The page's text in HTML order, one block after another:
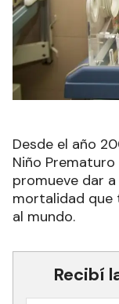
Desde el año
Niño Prematuro
promueve dar
mortalidad que
al mundo.
Recibí